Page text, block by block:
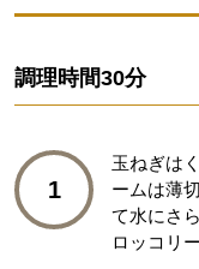
調理時間30分
1
玉ねぎは
ームは薄
て水にさ
ロッコリ